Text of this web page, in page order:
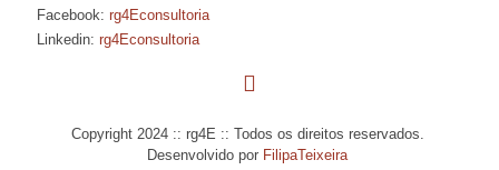
Facebook: rg4Econsultoria
Linkedin: rg4Econsultoria
Copyright 2024 :: rg4E :: Todos os direitos reservados.
Desenvolvido por FilipaTeixeira